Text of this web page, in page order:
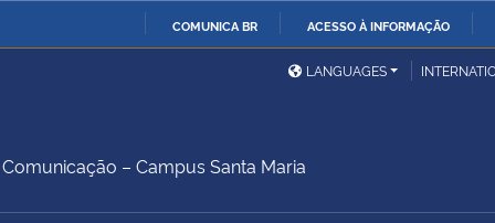
COMUNICA BR ACESSO À INFORMAÇÃO
Ministério da Defesa
Ministério das Relações
ExterioresLANGUAGES
– Campus Santa Maria